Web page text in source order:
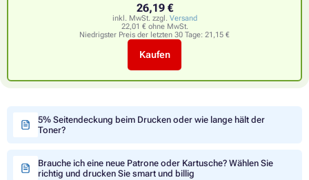
26,19 €
inkl. MwSt. zzgl. Versand
22,01 € ohne MwSt.
Niedrigster Preis der letzten 30 Tage: 21,15 €
Kaufen
5% Seitendeckung beim Drucken oder wie lange hält der
Toner?
Brauche ich eine neue Patrone oder Kartusche? Wählen Sie
richtig und drucken Sie smart und billig